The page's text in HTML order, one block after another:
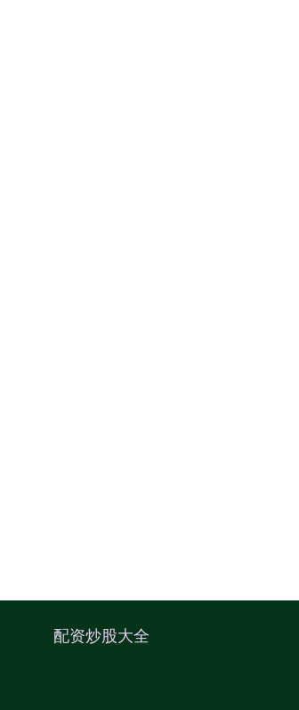
配资炒股大全